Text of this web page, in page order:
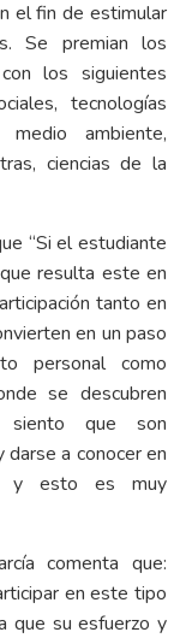
el fin de estimular
Se premian los
los siguientes
tecnologías
ambiente,
ciencias de la
“Si el estudiante
resulta este en
tanto en
en un paso
personal como
se descubren
siento que son
a conocer en
y esto es muy
comenta que:
en este tipo
que su esfuerzo y